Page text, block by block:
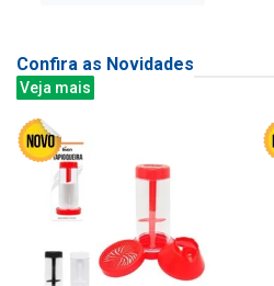
Confira as Novidades
Veja mais